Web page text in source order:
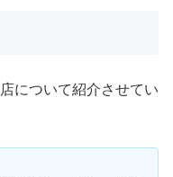
について紹介させてい